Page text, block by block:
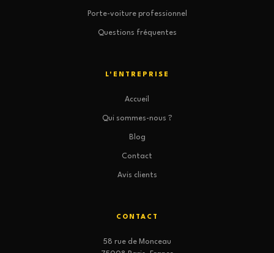
Porte-voiture professionnel
Questions fréquentes
L'ENTREPRISE
Accueil
Qui sommes-nous ?
Blog
Contact
Avis clients
CONTACT
58 rue de Monceau